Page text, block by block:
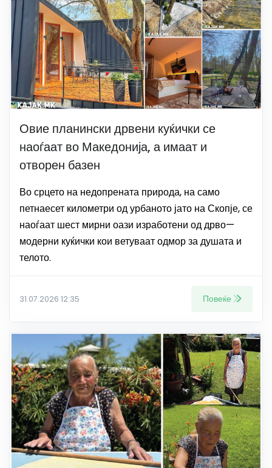
Овие планински дрвени куќички се
наоѓаат во Македонија, а имаат и
отворен базен
Во срцето на недопрената природа, на само
петнаесет километри од урбаното јато на Скопје, се
наоѓаат шест мирни оази изработени од дрво—
модерни куќички кои ветуваат одмор за душата и
телото.
31.07.2026 12:35 Повеќе